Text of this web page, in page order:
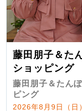
藤田朋子＆た
ショッピング
藤田朋子＆たん
ピング
2026年8月9日（日